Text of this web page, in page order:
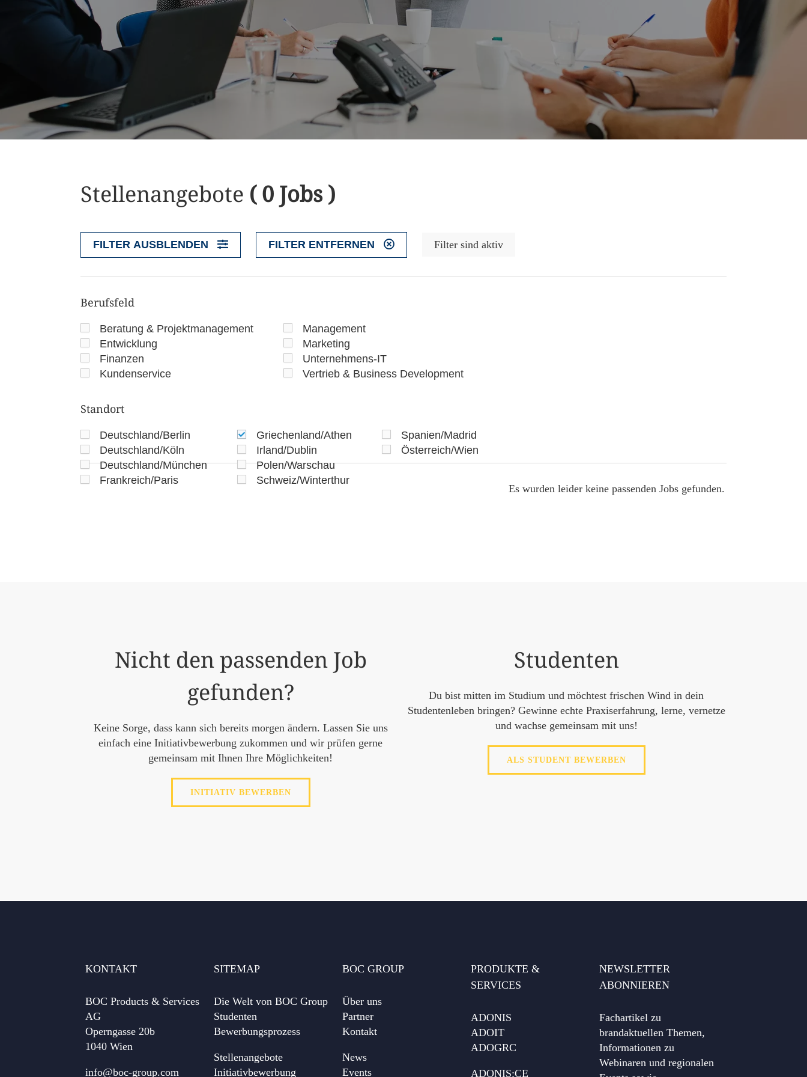
Stellenangebote ( 0 Jobs )
FILTER AUSBLENDEN FILTER ENTFERNEN Filter sind aktiv
Berufsfeld
Beratung & Projektmanagement
Entwicklung
Finanzen
Kundenservice
Management
Marketing
Unternehmens-IT
Vertrieb & Business Development
Standort
Deutschland/Berlin
Deutschland/Köln
Deutschland/München
Frankreich/Paris
Griechenland/Athen
Irland/Dublin
Polen/Warschau
Schweiz/Winterthur
Spanien/Madrid
Österreich/Wien
Es wurden leider keine passenden Jobs gefunden.
Nicht den passenden Job
gefunden?
Keine Sorge, dass kann sich bereits morgen ändern. Lassen Sie uns
einfach eine Initiativbewerbung zukommen und wir prüfen gerne
gemeinsam mit Ihnen Ihre Möglichkeiten!
INITIATIV BEWERBEN
Studenten
Du bist mitten im Studium und möchtest frischen Wind in dein
Studentenleben bringen? Gewinne echte Praxiserfahrung, lerne, vernetze
und wachse gemeinsam mit uns!
ALS STUDENT BEWERBEN
KONTAKT
BOC Products & Services
AG
Operngasse 20b
1040 Wien
info@boc-group.com
SITEMAP
Die Welt von BOC Group
Studenten
Bewerbungsprozess
Stellenangebote
Initiativbewerbung
BOC GROUP
Über uns
Partner
Kontakt
News
Events
PRODUKTE &
SERVICES
ADONIS
ADOIT
ADOGRC
ADONIS:CE
NEWSLETTER
ABONNIEREN
Fachartikel zu
brandaktuellen Themen,
Informationen zu
Webinaren und regionalen